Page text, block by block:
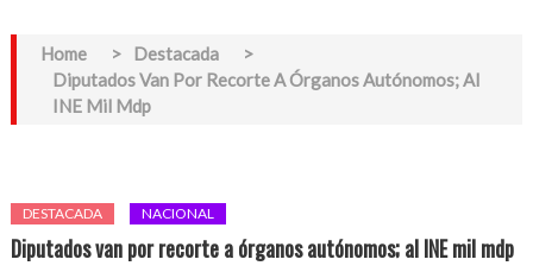
Home > Destacada
>
Diputados Van Por Recorte A Órganos Autónomos; Al
INE Mil Mdp
DESTACADA NACIONAL
Diputados van por recorte a órganos autónomos; al INE mil mdp